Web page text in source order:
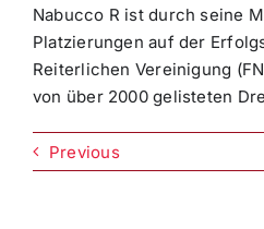
Nabucco R ist durch seine
Platzierungen auf der
Reiterlichen Vereinigung
von über 2000 gelisteten
Previous